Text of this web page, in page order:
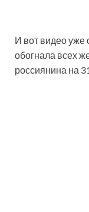
И вот видео уже
обогнала всех
россиянина на